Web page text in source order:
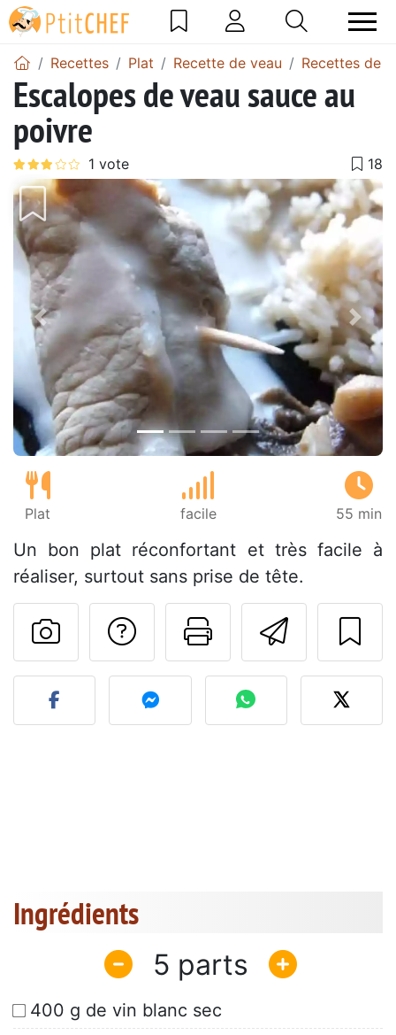
Recettes Plat Recette de veau Recettes de
Escalopes de veau sauce au
poivre
Précédent
Plat facile 55 min
Un bon plat réconfortant et très facile à
réaliser, surtout sans prise de tête.
Imprimer
Poser une
Publier votre photo de
Ingrédients
5
400 g de vin blanc sec